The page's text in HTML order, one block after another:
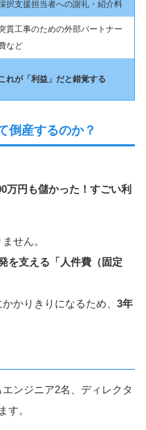
択支援担当者への謝礼・紹介料
貫工事のための外部パートナー
など
れが「利益」だと錯覚する
倒産するのか？
万円も儲かった！すごい利
せん。
を支える「人件費（固定
かりきりになるため、 3年
ンジニア2名、ディレクタ
す。